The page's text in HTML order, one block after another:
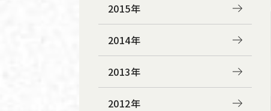
2015年
2014年
2013年
2012年